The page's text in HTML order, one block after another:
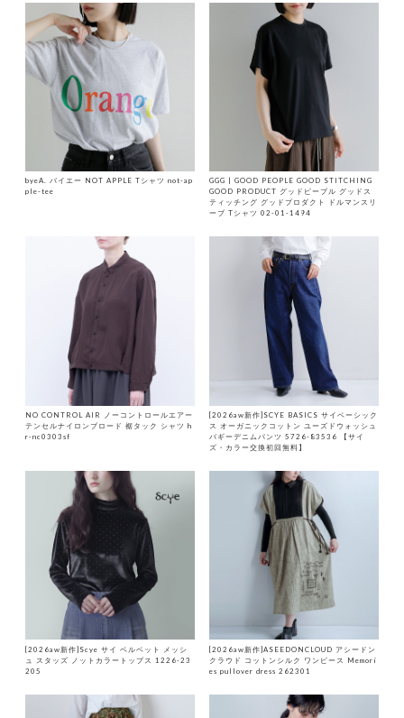
byeA. バイエー NOT APPLE Tシャツ not-ap
ple-tee
GGG | GOOD PEOPLE GOOD STITCHING
GOOD PRODUCT グッドピープル グッドス
ティッチング グッドプロダクト ドルマンスリ
ーブ Tシャツ 02-01-1494
NO CONTROL AIR ノーコントロールエアー
テンセルナイロンブロード 裾タック シャツ h
r-nc0303sf
[2026aw新作]SCYE BASICS サイベーシック
ス オーガニックコットン ユーズドウォッシュ
バギーデニムパンツ 5726-83536 【サイ
ズ・カラー交換初回無料】
[2026aw新作]Scye サイ ベルベット メッシ
ュ スタッズ ノットカラートップス 1226-23
205
[2026aw新作]ASEEDONCLOUD アシードン
クラウド コットンシルク ワンピース Memori
es pullover dress 262301